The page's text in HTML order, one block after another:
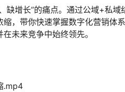
缺增长”的痛点。通过公域+私
，带你快速掌握数字化营销体
未来竞争中始终领先。
.mp4